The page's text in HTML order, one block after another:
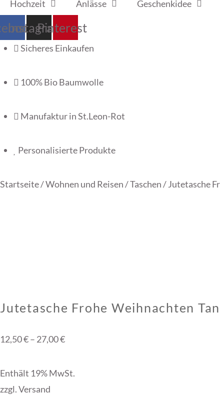
Hochzeit Anlässe Geschenkidee
Instagram
Pinterest
Sicheres Einkaufen
100% Bio Baumwolle
Manufaktur in St.Leon-Rot
Personalisierte Produkte
Startseite/Wohnen und Reisen/Taschen/ Jutetasche
Jutetasche Frohe Weihnachten
12,50€– 27,00€Preisspanne:
bis
Enthält 19% MwSt.
zzgl.Versand